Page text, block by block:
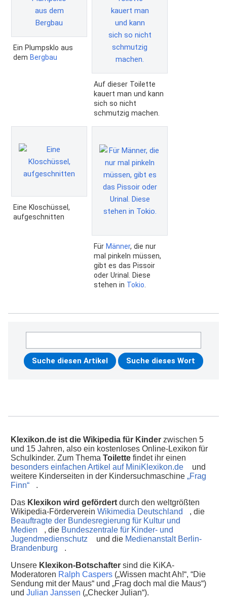
Ein Plumpsklo aus
dem Bergbau
Auf dieser Toilette
kauert man und kann
sich so nicht
schmutzig machen.
Eine Kloschüssel,
aufgeschnitten
Für Männer, die nur
mal pinkeln müssen,
gibt es das Pissoir
oder Urinal. Diese
stehen in Tokio
Klexikon.de ist die Wikipedia für Kinder zwischen 5
und 15 Jahren, also ein kostenloses Online-Lexikon für
Schulkinder. Zum Thema Toilette findet ihr einen
besonders einfachen Artikel auf MiniKlexikon.de
und
weitere Kinderseiten in der Kindersuchmaschine „Frag
Finn“
.
Das Klexikon wird gefördert durch den weltgrößten
Wikipedia-Förderverein Wikimedia Deutschland
, die
Beauftragte der Bundesregierung für Kultur und
Medien
, die Bundeszentrale für Kinder- und
Jugendmedienschutz
und die Medienanstalt Berlin-
Brandenburg
.
Unsere Klexikon-Botschafter sind die KiKA-
Moderatoren Ralph Caspers („Wissen macht Ah!“, “Die
Sendung mit der Maus“ und „Frag doch mal die Maus“)
und Julian Janssen („Checker Julian“).